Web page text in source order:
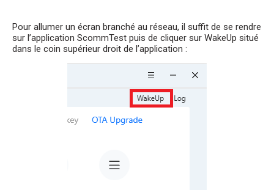
Pour allumer un écran branché au réseau, il suffit de se rendre
sur l’application ScommTest puis de cliquer sur WakeUp situé
dans le coin supérieur droit de l’application :